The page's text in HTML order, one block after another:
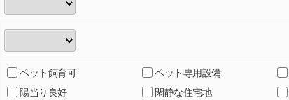
ペット飼育可 ペット専用設備
陽当り良好
閑静な住宅地